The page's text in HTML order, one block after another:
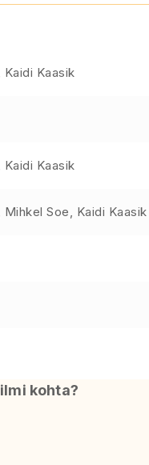
Kaasik
Kaasik
Soe, Kaidi Kaasik
kohta?